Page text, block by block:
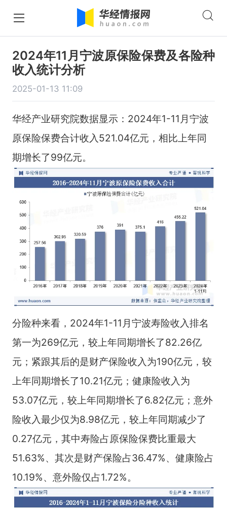
2024年11月宁波原保险保费及各险种
收入统计分析
2025-01-13 11:09
华经产业研究院数据显示：2024年1-11月宁波
原保险保费合计收入521.04亿元，相比上年同
期增长了99亿元。
分险种来看，2024年1-11月宁波寿险收入排名
第一为269亿元，较上年同期增长了82.26亿
元；紧跟其后的是财产保险收入为190亿元，较
上年同期增长了10.21亿元；健康险收入为
53.07亿元，较上年同期增长了6.82亿元；意外
险收入最少仅为8.98亿元，较上年同期减少了
0.27亿元，其中寿险占原保险保费比重最大
51.63%、其次是财产保险占36.47%、健康险占
10.19%、意外险仅占1.72%。